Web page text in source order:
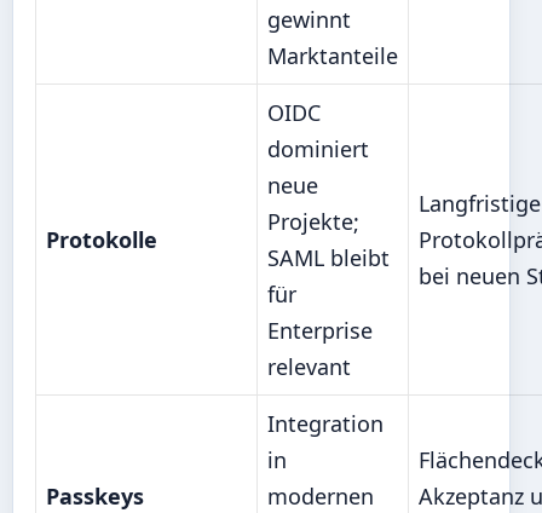
gewinnt
Marktanteile
Protokolle
OIDC
dominiert
neue
Projekte;
SAML bleibt
für
Enterprise
relevant
Langfristige
bei neuen
Passkeys
Integration
in
modernen
Akzeptanz